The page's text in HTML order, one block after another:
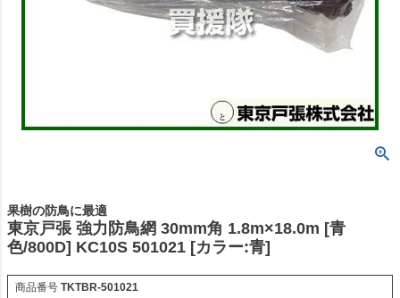
果樹の防鳥に最適
東京戸張 強力防鳥網 30mm角 1.8m×18.0m [青
色/800D] KC10S 501021 [カラー:青]
商品番号 TKTBR-501021